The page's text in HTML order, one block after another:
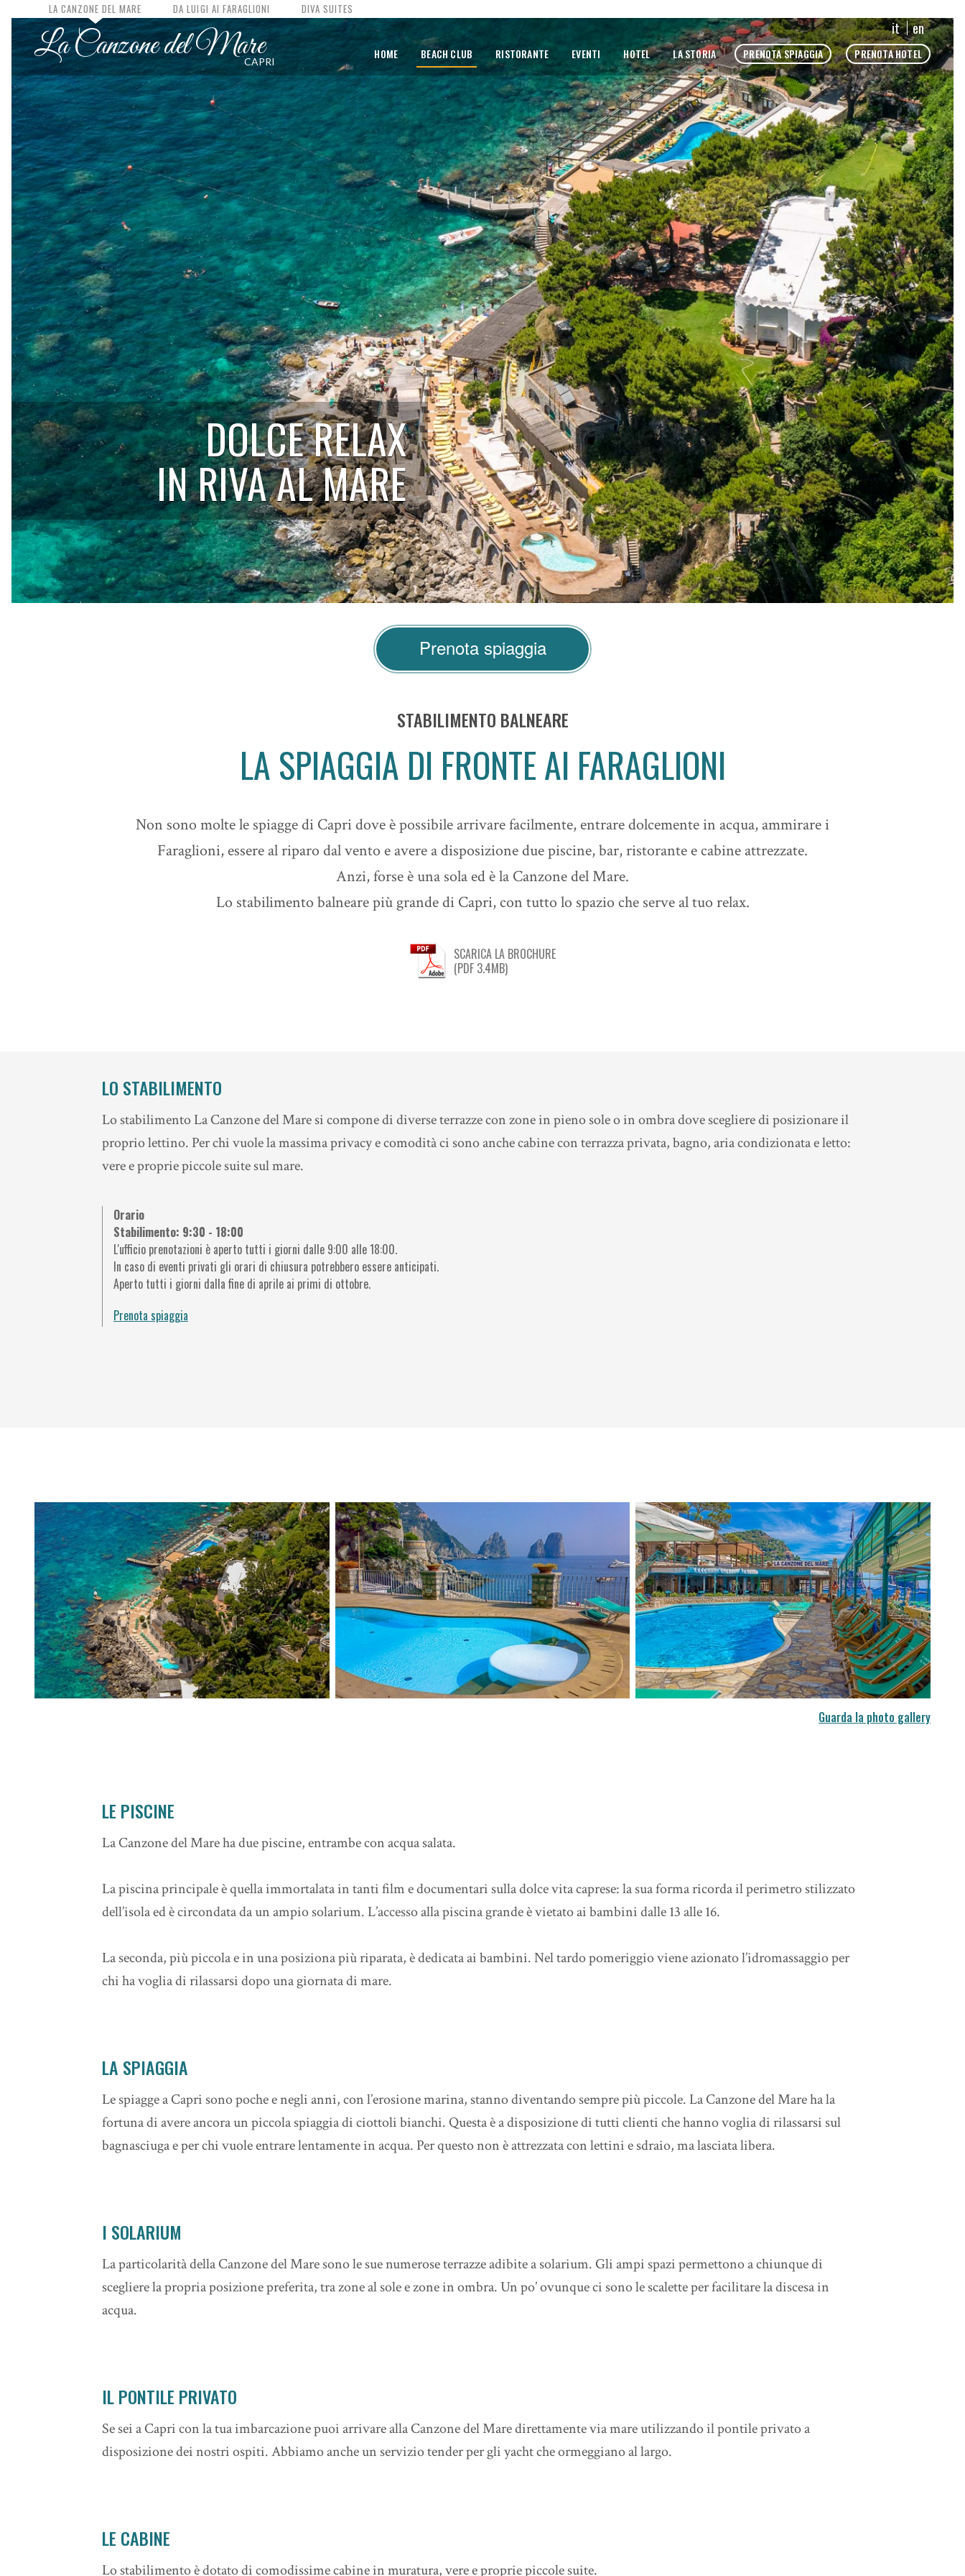
LA CANZONE DEL MARE DA LUIGI AI FARAGLIONI DIVA SUITES
La Canzone del Mare
CAPRI
HOME BEACH CLUB RISTORANTE EVENTI HOTEL LA STORIA PRENOTA SPIAGGIA PRENOTA HOTEL
it en
DOLCE RELAX
IN RIVA AL MARE
Prenota spiaggia
STABILIMENTO BALNEARE
LA SPIAGGIA DI FRONTE AI FARAGLIONI
Non sono molte le spiagge di Capri dove è possibile arrivare facilmente, entrare dolcemente in acqua, ammirare i
Faraglioni, essere al riparo dal vento e avere a disposizione due piscine, bar, ristorante e cabine attrezzate.
Anzi, forse è una sola ed è la Canzone del Mare.
Lo stabilimento balneare più grande di Capri, con tutto lo spazio che serve al tuo relax.
SCARICA LA BROCHURE
(PDF 3.4MB)
LO STABILIMENTO
Lo stabilimento La Canzone del Mare si compone di diverse terrazze con zone in pieno sole o in ombra dove scegliere di posizionare il
proprio lettino. Per chi vuole la massima privacy e comodità ci sono anche cabine con terrazza privata, bagno, aria condizionata e letto:
vere e proprie piccole suite sul mare.
Orario
Stabilimento: 9:30 - 18:00
L'ufficio prenotazioni è aperto tutti i giorni dalle 9:00 alle 18:00.
In caso di eventi privati gli orari di chiusura potrebbero essere anticipati.
Aperto tutti i giorni dalla fine di aprile ai primi di ottobre.
Prenota spiaggia
Guarda la photo gallery
LE PISCINE
La Canzone del Mare ha due piscine, entrambe con acqua salata.
La piscina principale è quella immortalata in tanti film e documentari sulla dolce vita caprese: la sua forma ricorda il perimetro stilizzato
dell’isola ed è circondata da un ampio solarium. L’accesso alla piscina grande è vietato ai bambini dalle 13 alle 16.
La seconda, più piccola e in una posiziona più riparata, è dedicata ai bambini. Nel tardo pomeriggio viene azionato l’idromassaggio per
chi ha voglia di rilassarsi dopo una giornata di mare.
LA SPIAGGIA
Le spiagge a Capri sono poche e negli anni, con l’erosione marina, stanno diventando sempre più piccole. La Canzone del Mare ha la
fortuna di avere ancora un piccola spiaggia di ciottoli bianchi. Questa è a disposizione di tutti clienti che hanno voglia di rilassarsi sul
bagnasciuga e per chi vuole entrare lentamente in acqua. Per questo non è attrezzata con lettini e sdraio, ma lasciata libera.
I SOLARIUM
La particolarità della Canzone del Mare sono le sue numerose terrazze adibite a solarium. Gli ampi spazi permettono a chiunque di
scegliere la propria posizione preferita, tra zone al sole e zone in ombra. Un po’ ovunque ci sono le scalette per facilitare la discesa in
acqua.
IL PONTILE PRIVATO
Se sei a Capri con la tua imbarcazione puoi arrivare alla Canzone del Mare direttamente via mare utilizzando il pontile privato a
disposizione dei nostri ospiti. Abbiamo anche un servizio tender per gli yacht che ormeggiano al largo.
LE CABINE
Lo stabilimento è dotato di comodissime cabine in muratura, vere e proprie piccole suite.